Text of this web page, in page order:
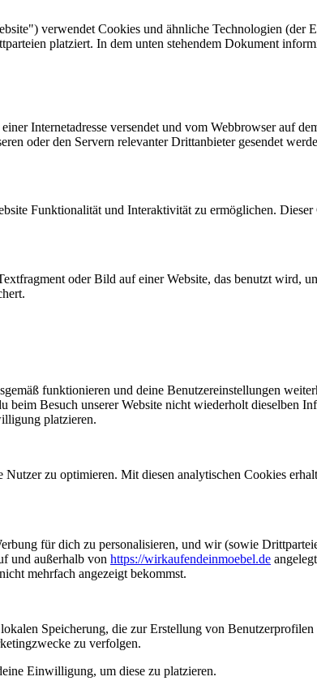
verwendet Cookies und ähnliche Technologien (der
platziert. In dem unten stehendem Dokument
Internetadresse versendet und vom Webbrowser auf
oder den Servern relevanter Drittanbieter gesendet
Funktionalität und Interaktivität zu ermöglichen.
oder Bild auf einer Website, das benutzt wird,
funktionieren und deine Benutzereinstellungen
beim Besuch unserer Website nicht wiederholt dieselben
platzieren.
zu optimieren. Mit diesen analytischen Cookies
für dich zu personalisieren, und wir (sowie
und außerhalb von https://wirkaufendeinmoebel.de
mehrfach angezeigt bekommst.
Speicherung, die zur Erstellung von
zu verfolgen.
Einwilligung, um diese zu platzieren.